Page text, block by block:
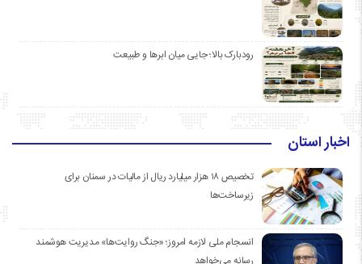
رودبارک بالا؛ جایی میان ابرها و طبیعت
اخبار استان
تخصیص ۱۸ هزار میلیارد ریال از مالیات در سمنان برای
زیرساخت‌ها
انسجام ملی لازمه امروز؛ «جنگ روایت‌ها» مدیریت هوشمند
رسانه می‌خواهد